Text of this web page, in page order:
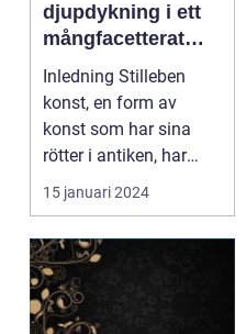
djupdykning i ett
mångfacetterat
konstuttryck
Inledning Stilleben
konst, en form av
konst som har sina
rötter i antiken, har
genom århundradena
u...
15 januari 2024